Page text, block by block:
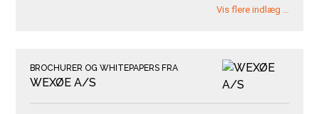
Vis flere indlæg …
BROCHURER OG WHITEPAPERS FRA
WEXØE A/S